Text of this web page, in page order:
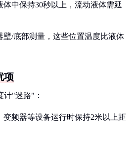
体中保持30秒以上，流动液体需延
壁/底部测量，这些位置温度比液体
项
计"迷路"：
变频器等设备运行时保持2米以上距